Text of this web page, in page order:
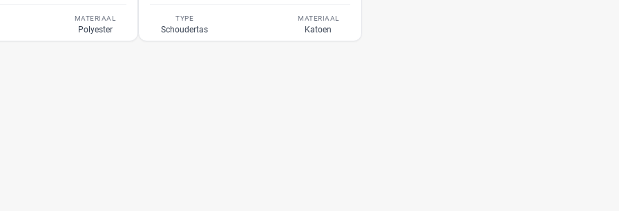
MATERIAAL
Polyester
TYPE
Schoudertas
MATERIAAL
Katoen